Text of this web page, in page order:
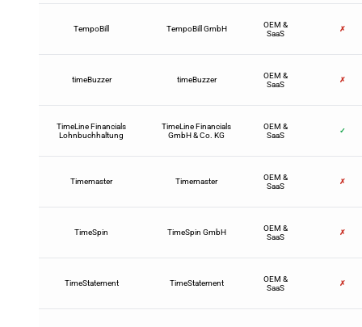
TempoBill TempoBill GmbH
OEM &
SaaS
✗
timeBuzzer timeBuzzer
OEM &
SaaS
✗
TimeLine Financials
Lohnbuchhaltung
TimeLine Financials
GmbH & Co. KG
OEM &
SaaS
✓
Timemaster Timemaster
OEM &
SaaS
✗
TimeSpin TimeSpin GmbH
OEM &
SaaS
✗
TimeStatement TimeStatement
OEM &
SaaS
✗